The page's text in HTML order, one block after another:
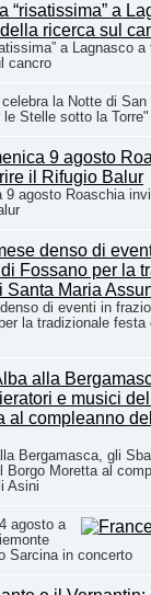
a Lagnasco
cancro
celebra la Notte di
le Stelle sotto la Torre"
9 agosto Roaschia
di eventi in
la tradizionale festa
Bergamasca, gli
Borgo Moretta al
Asini
agosto a
Sarcina in concerto